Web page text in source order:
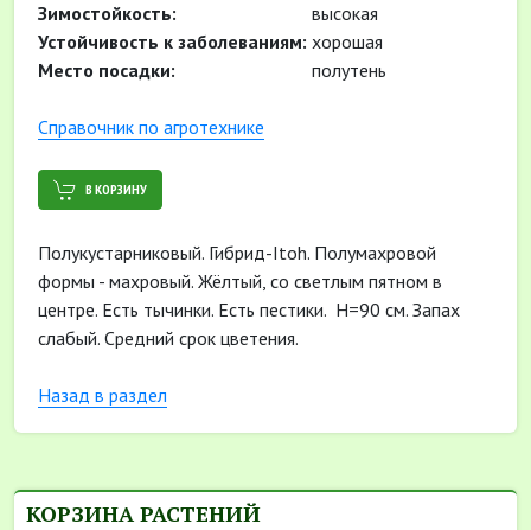
Зимостойкость:
высокая
Устойчивость к заболеваниям: хорошая
Место посадки:
полутень
Cправочник по агротехнике
В КОРЗИНУ
Полукустарниковый. Гибрид-Itoh. Полумахровой
формы - махровый. Жёлтый, со светлым пятном в
центре. Есть тычинки. Есть пестики. Н=90 см. Запах
слабый. Средний срок цветения.
Назад в раздел
КОРЗИНА РАСТЕНИЙ